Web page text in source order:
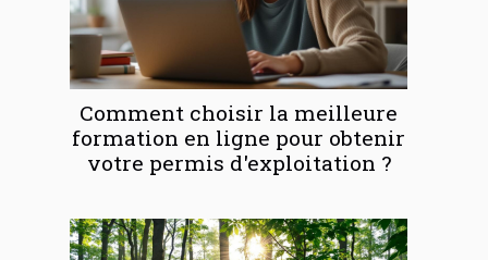
Comment choisir la meilleure
formation en ligne pour obtenir
votre permis d'exploitation ?